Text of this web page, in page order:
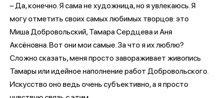
– Да, конечно. Я сама не художница, но я увлекаюсь. Я
могу отметить своих самых любимых творцов: это
Миша Добровольский, Тамара Сердцева и Аня
Аксёновна. Вот они мои самые. За что я их люблю?
Сложно сказать, меня просто завораживает живопись
Тамары или идейное наполнение работ Добровольского.
Искусство оно ведь очень субъективно, а я просто